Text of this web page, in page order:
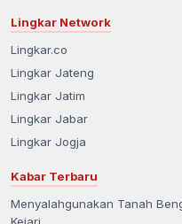
Lingkar Network
Lingkar.co
Lingkar Jateng
Lingkar Jatim
Lingkar Jabar
Lingkar Jogja
Kabar Terbaru
Menyalahgunakan Tanah
Kejari